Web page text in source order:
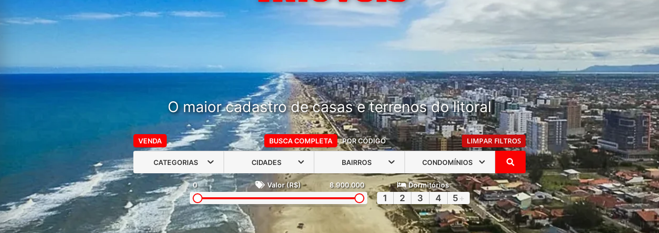
O maior cadastro de casas e terrenos do litoral
VENDA BUSCA COMPLETA POR CÓDIGO LIMPAR FILTROS
CATEGORIAS CIDADES BAIRROS CONDOMÍNIOS
0 Valor (R$) 8.900.000 Dormitórios
1 2 3 4 5 +